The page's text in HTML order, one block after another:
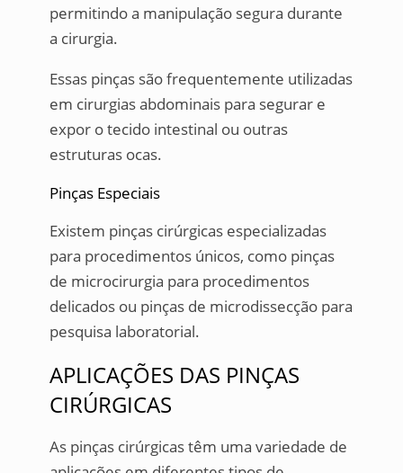
permitindo a manipulação segura durante
a cirurgia.
Essas pinças são frequentemente utilizadas
em cirurgias abdominais para segurar e
expor o tecido intestinal ou outras
estruturas ocas.
Pinças Especiais
Existem pinças cirúrgicas especializadas
para procedimentos únicos, como pinças
de microcirurgia para procedimentos
delicados ou pinças de microdissecção para
pesquisa laboratorial.
APLICAÇÕES DAS PINÇAS
CIRÚRGICAS
As pinças cirúrgicas têm uma variedade de